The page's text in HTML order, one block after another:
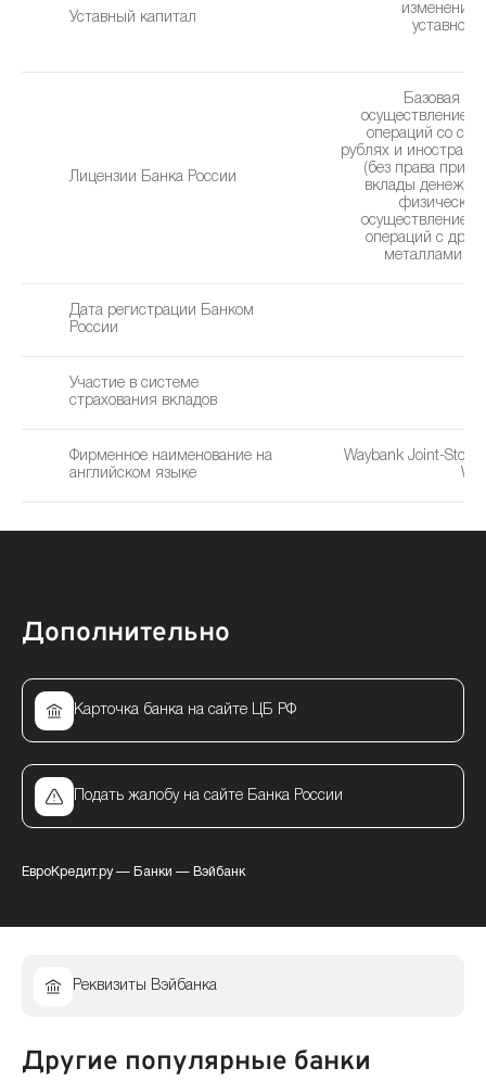
Уставный капитал
изменения
уставного
Лицензии Банка России
Базовая
осуществление
операций со
рублях и
(без права
вклады
осуществление
операций с
металлами
Дата регистрации Банком
России
Участие в системе
страхования вкладов
Фирменное наименование на
английском языке
Waybank Joint-Stock
Дополнительно
Карточка банка на сайте ЦБ РФ
Подать жалобу на сайте Банка России
ЕвроКредит.ру— Банки — Вэйбанк
Реквизиты Вэйбанка
Другие популярные банки